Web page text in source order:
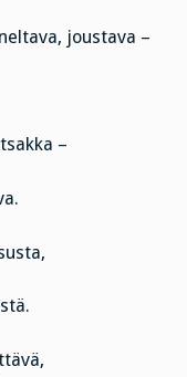
joustava –
–